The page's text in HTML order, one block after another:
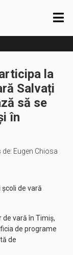
la
Salvați
să se
în
de: Eugen Chiosa
de vară
vară în Timiș,
de programe
de